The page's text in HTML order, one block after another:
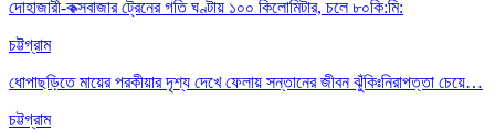
দোহাজারী-কক্সবাজার ট্রেনের গতি ঘণ্টায় ১০০ কিলোমিটার, চলে ৮০কি:মি:
চট্টগ্রাম
ধোপাছড়িতে মায়ের পরকীয়ার দৃশ্য দেখে ফেলায় সন্তানের জীবন ঝুঁকিঃনিরাপত্তা চেয়ে…
চট্টগ্রাম